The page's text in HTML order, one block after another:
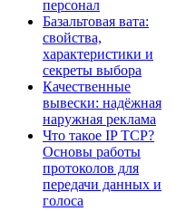
персонал
Базальтовая вата:
свойства,
характеристики и
секреты выбора
Качественные
вывески: надёжная
наружная реклама
Что такое IP TCP?
Основы работы
протоколов для
передачи данных и
голоса